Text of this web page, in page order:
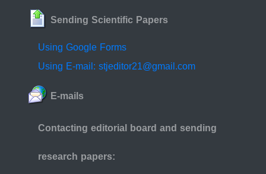
Sending Scientific Papers
Using Google Forms
Using E-mail: stjeditor21@gmail.com
E-mails
Contacting editorial board and sending
research papers: